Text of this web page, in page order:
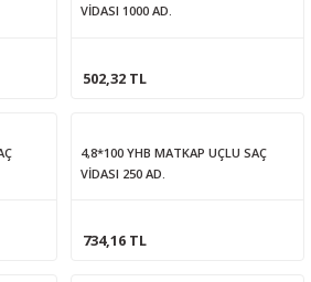
VİDASI 1000 AD.
502,32 TL
4,8*100 YHB MATKAP UÇLU SAÇ
VİDASI 250 AD.
734,16 TL